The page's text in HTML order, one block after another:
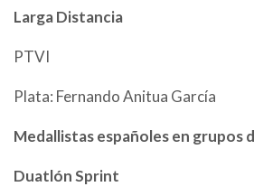
Larga Distancia
PTVI
Plata: Fernando Anitua García
Medallistas españoles en grupos
Duatlón Sprint